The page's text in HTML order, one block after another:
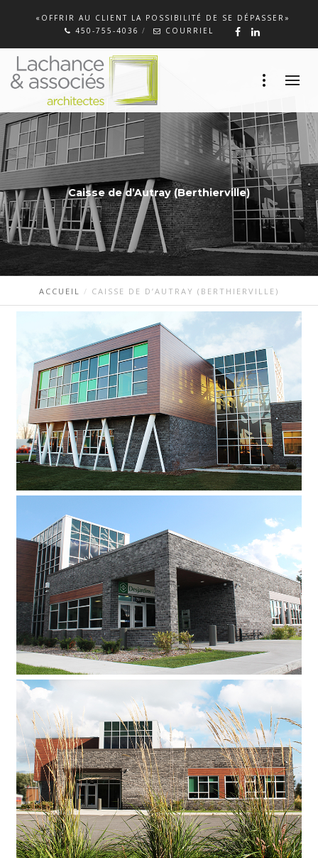
«OFFRIR AU CLIENT LA POSSIBILITÉ DE SE DÉPASSER»
450-755-4036
COURRIEL
Caisse de d’Autray (Berthierville)
ACCUEIL CAISSE DE D’AUTRAY (BERTHIERVILLE)